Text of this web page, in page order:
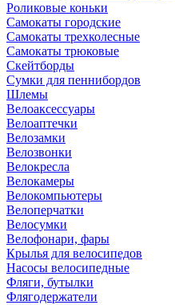
Роликовые коньки
Самокаты городские
Самокаты трехколесные
Самокаты трюковые
Скейтборды
Сумки для пеннибордов
Шлемы
Велоаксессуары
Велоаптечки
Велозамки
Велозвонки
Велокресла
Велокамеры
Велокомпьютеры
Велоперчатки
Велосумки
Велофонари, фары
Крылья для велосипедов
Насосы велосипедные
Фляги, бутылки
Флягодержатели